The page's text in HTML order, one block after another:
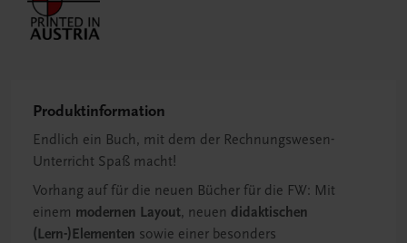
Produktinformation
Endlich ein Buch, mit dem der Rechnungswesen-
Unterricht Spaß macht!
Vorhang auf für die neuen Bücher für die FW: Mit
einem modernen Layout, neuen didaktischen
(Lern-)Elementen sowie einer besonders